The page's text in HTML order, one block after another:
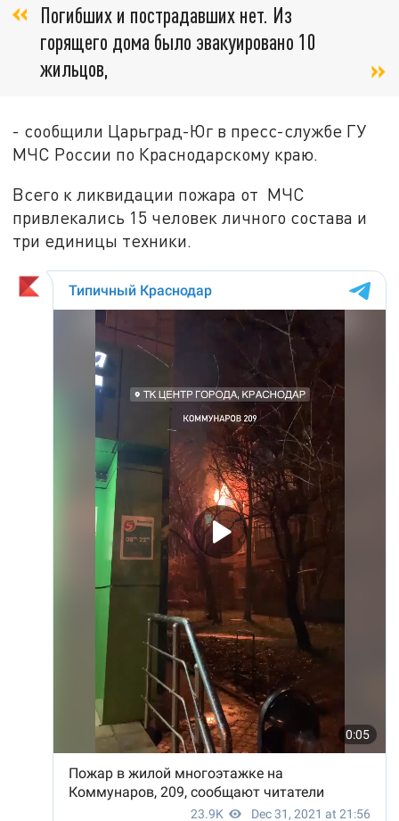
Погибших и пострадавших нет. Из
горящего дома было эвакуировано 10
жильцов,
- сообщили Царьград-Юг в пресс-службе ГУ
МЧС России по Краснодарскому краю.
Всего к ликвидации пожара от МЧС
привлекались 15 человек личного состава и
три единицы техники.